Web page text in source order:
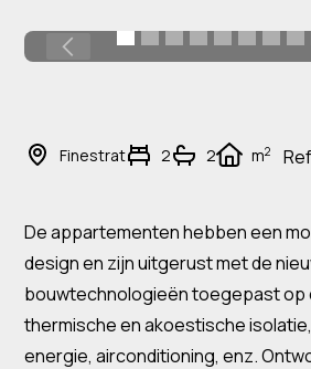
Finestrat 2 2 m2
De appartementen hebben een
design en zijn uitgerust met de
bouwtechnologieën toegepast op
thermische en akoestische
energie, airconditioning, enz.